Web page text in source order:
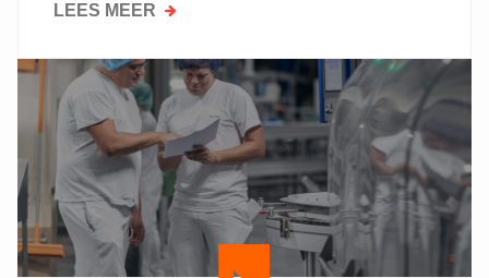
LEES MEER OVER
EEN
EXPERT
IN
PERSONEELSZAKEN
AAN
JE
ZIJDE